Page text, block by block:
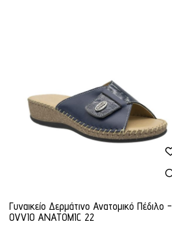
Γυναικείο Δερμάτινο Ανατομικό Πέδιλο -
OVVIO ANATOMIC 22